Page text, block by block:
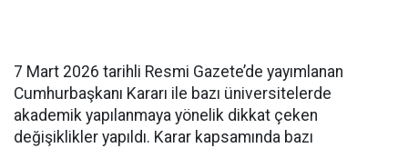
7 Mart 2026 tarihli Resmi Gazete’de yayımlanan
Cumhurbaşkanı Kararı ile bazı üniversitelerde
akademik yapılanmaya yönelik dikkat çeken
değişiklikler yapıldı. Karar kapsamında bazı